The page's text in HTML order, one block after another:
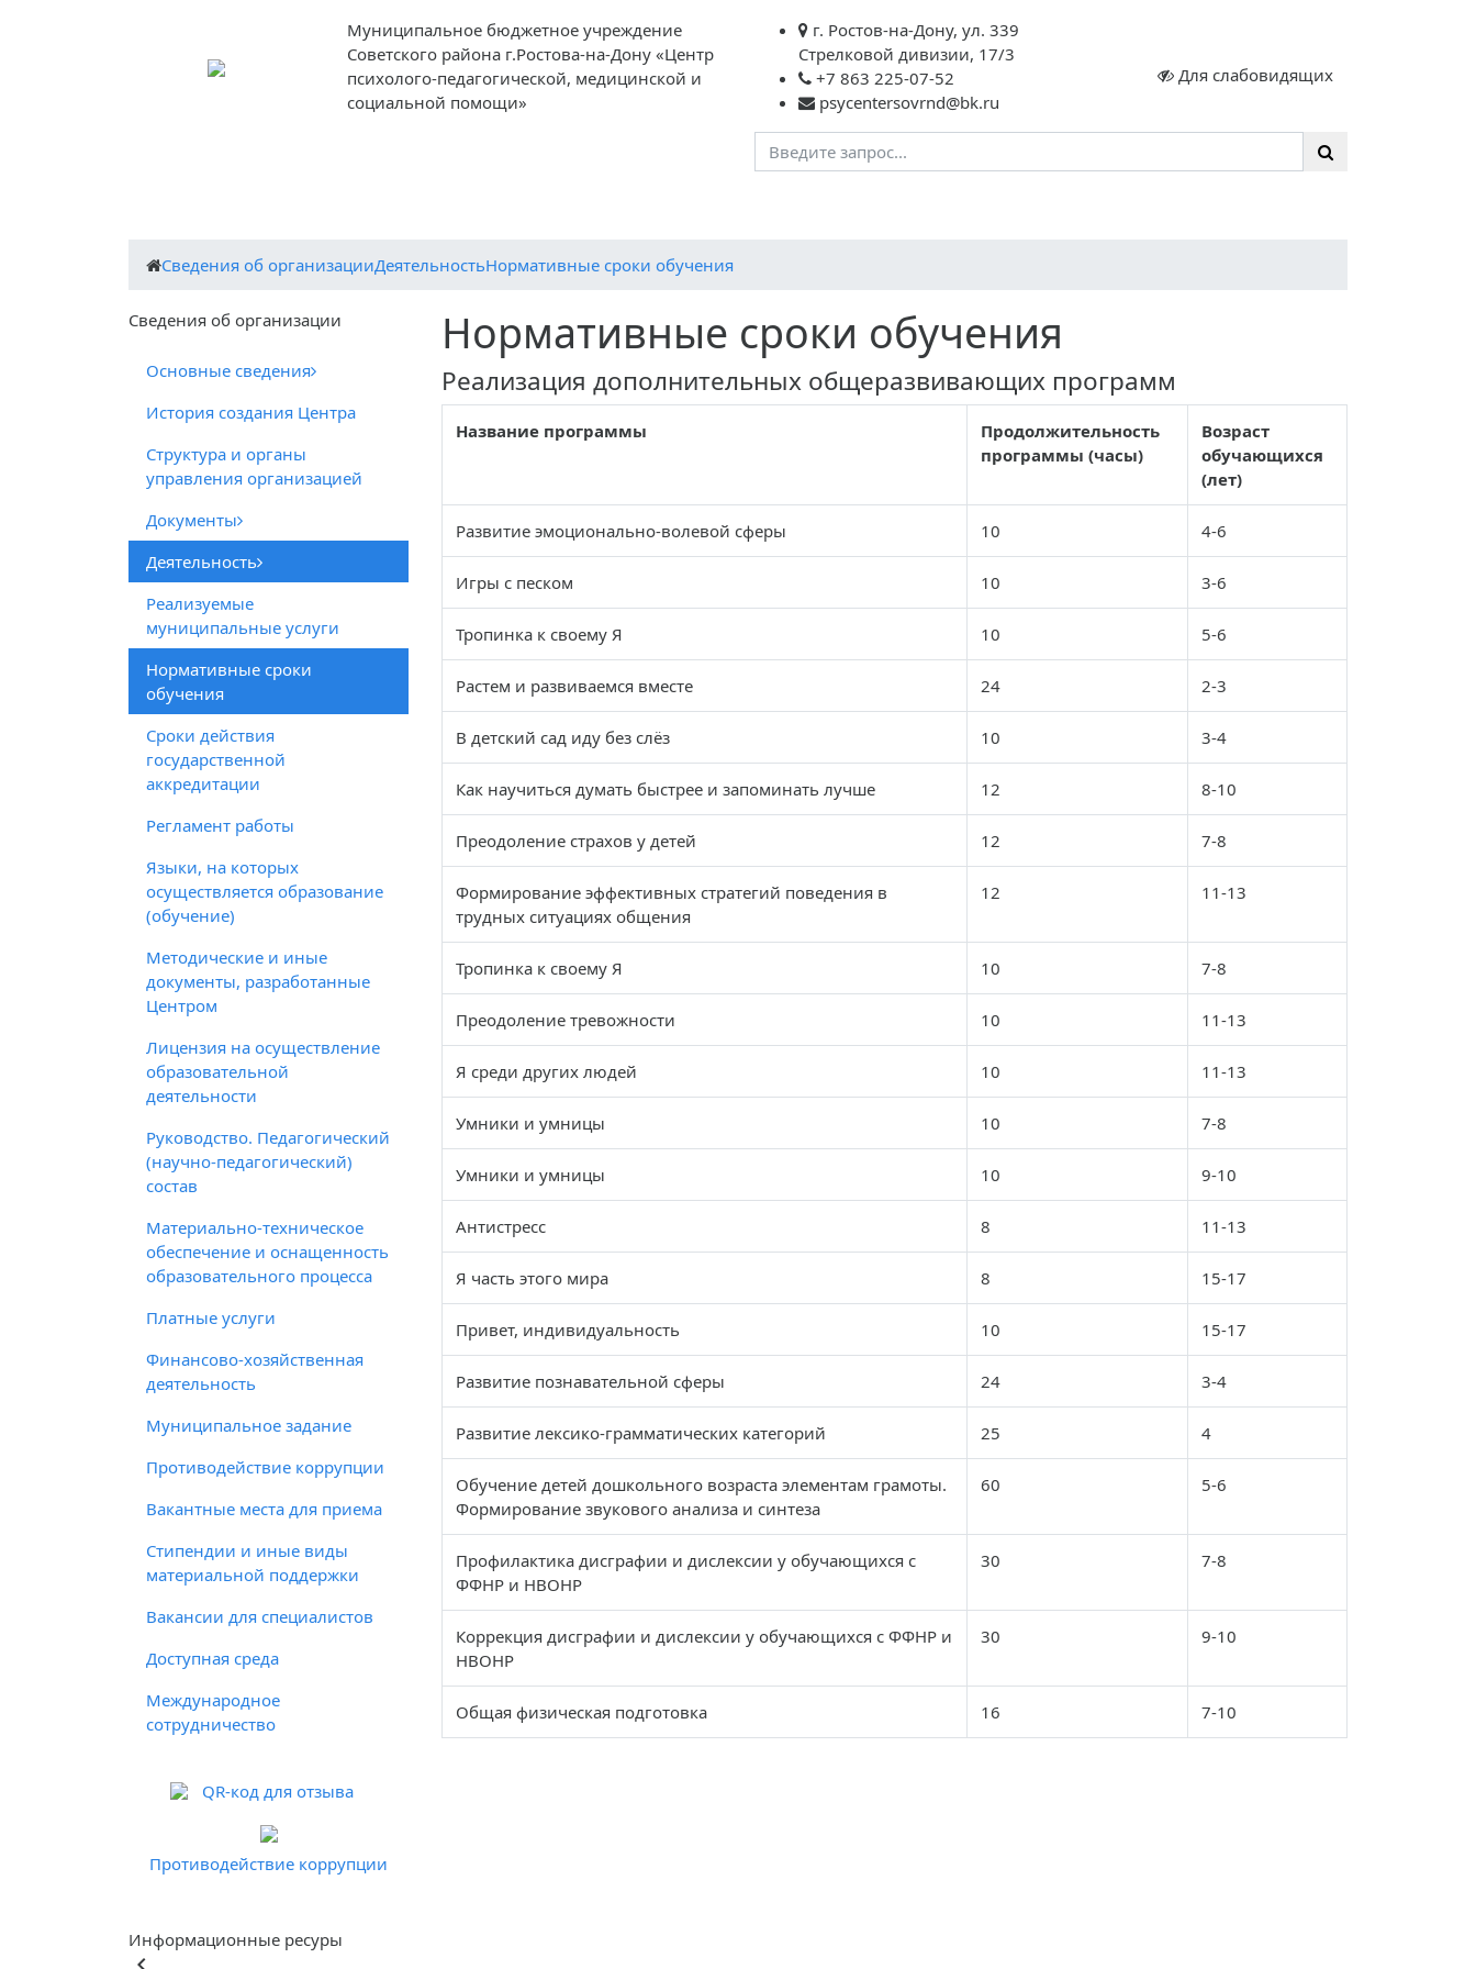
Муниципальное бюджетное учреждение
Советского района г.Ростова-на-Дону «Центр
психолого-педагогической, медицинской и
социальной помощи»
г. Ростов-на-Дону, ул. 339
Стрелковой дивизии, 17/3
+7 863 225-07-52
psycentersovrnd@bk.ru
Для слабовидящих
Cведения об организацииДеятельностьНормативные сроки обучения
Cведения об организации
Основные сведения
История создания Центра
Структура и органы
управления организацией
Документы
Деятельность
Реализуемые
муниципальные услуги
Нормативные сроки
обучения
Сроки действия
государственной
аккредитации
Регламент работы
Языки, на которых
осуществляется образование
(обучение)
Методические и иные
документы, разработанные
Центром
Лицензия на осуществление
образовательной
деятельности
Руководство. Педагогический
(научно-педагогический)
состав
Материально-техническое
обеспечение и оснащенность
образовательного процесса
Платные услуги
Финансово-хозяйственная
деятельность
Муниципальное задание
Противодействие коррупции
Вакантные места для приема
Стипендии и иные виды
материальной поддержки
Вакансии для специалистов
Доступная среда
Международное
сотрудничество
QR-код для отзыва
Противодействие коррупции
Нормативные сроки обучения
Реализация дополнительных общеразвивающих программ
Название программы
Продолжительность
программы (часы)
Возраст
обучающихся
(лет)
Развитие эмоционально-волевой сферы 10 4-6
Игры с песком 10 3-6
Тропинка к своему Я 10 5-6
Растем и развиваемся вместе 24 2-3
В детский сад иду без слёз 10 3-4
Как научиться думать быстрее и запоминать лучше 12 8-10
Преодоление страхов у детей 12 7-8
Формирование эффективных стратегий поведения в
трудных ситуациях общения
12 11-13
Тропинка к своему Я 10 7-8
Преодоление тревожности 10 11-13
Я среди других людей 10 11-13
Умники и умницы 10 7-8
Умники и умницы 10 9-10
Антистресс 8 11-13
Я часть этого мира 8 15-17
Привет, индивидуальность 10 15-17
Развитие познавательной сферы 24 3-4
Развитие лексико-грамматических категорий 25 4
Обучение детей дошкольного возраста элементам грамоты.
Формирование звукового анализа и синтеза
60 5-6
Профилактика дисграфии и дислексии у обучающихся с
ФФНР и НВОНР
30 7-8
Коррекция дисграфии и дислексии у обучающихся с ФФНР и
НВОНР
30 9-10
Общая физическая подготовка 16 7-10
Информационные ресуры